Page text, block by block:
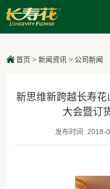
首页 > 新闻资讯> 公司新闻
新思维新跨越长寿
大会暨订
发布时间: 2018-